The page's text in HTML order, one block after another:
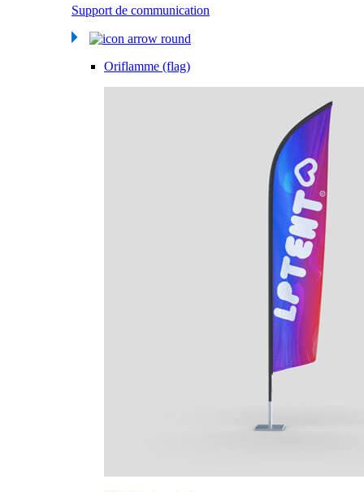
Support de communication
Oriflamme (flag)